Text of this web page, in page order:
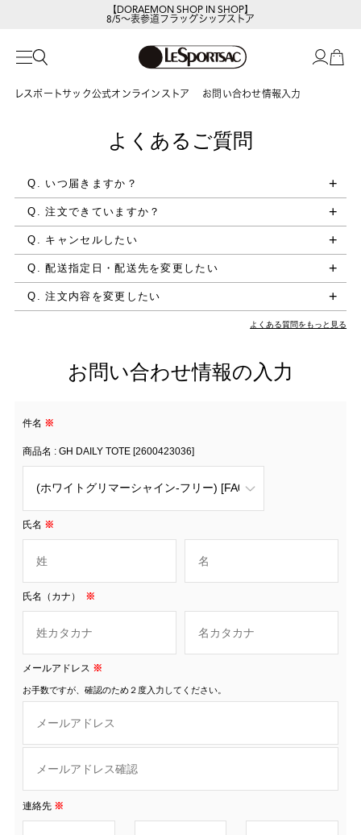
【DORAEMON SHOP IN SHOP】
8/5～表参道フラッグシップストア
レスポートサック公式オンラインストア お問い合わせ情報入力
よくあるご質問
Q. いつ届きますか？
Q. 注文できていますか？
Q. キャンセルしたい
Q. 配送指定日・配送先を変更したい
Q. 注文内容を変更したい
よくある質問をもっと見る
お問い合わせ情報の入力
件名 ※
商品名 : GH DAILY TOTE [2600423036]
氏名 ※
氏名（カナ） ※
メールアドレス ※
お手数ですが、確認のため２度入力してください。
連絡先 ※